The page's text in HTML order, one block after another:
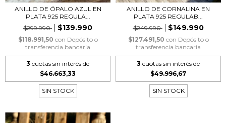
ANILLO DE ÓPALO AZUL EN
PLATA 925 REGULA...
$299.990
$139.990
$118.991,50 con Depósito o
transferencia bancaria
3 cuotas sin interés de
$46.663,33
SIN STOCK
ANILLO DE CORNALINA EN
PLATA 925 REGULAB...
$249.990
$149.990
$127.491,50 con Depósito o
transferencia bancaria
3 cuotas sin interés de
$49.996,67
SIN STOCK